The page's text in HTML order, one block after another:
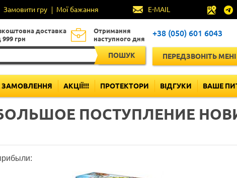
Замовити гру Мої бажання E-MAIL
доставка
999 грн
Отримання
наступного дня
ПОШУК
+38 (050) 601 6043
ПЕРЕДЗВОНІТЬ МЕНІ
ЗАМОВЛЕННЯ АКЦІЇ!!! ПРОТЕКТОРИ ВІДГУКИ ВАШЕ
БОЛЬШОЕ ПОСТУПЛЕНИЕ
: